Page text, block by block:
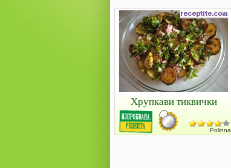
Хрупкави тиквички
Polinna